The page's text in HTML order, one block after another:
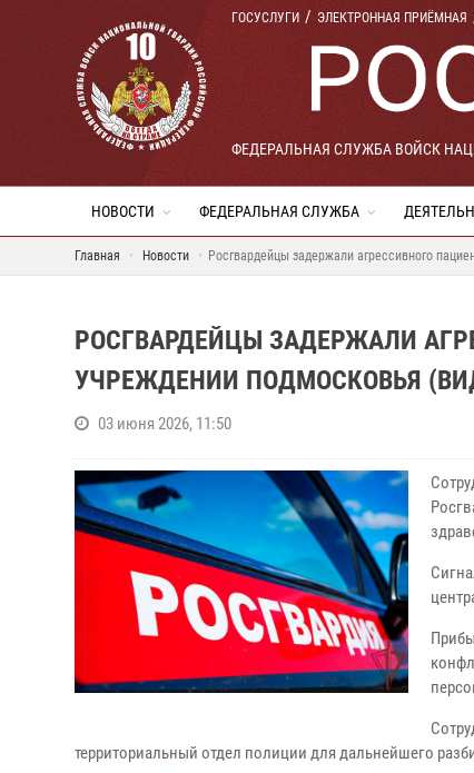
ГОСУСЛУГИ ЭЛЕКТРОННАЯ ПРИЁМНАЯ
ФЕДЕРАЛЬНАЯ СЛУЖБА ВОЙСК
НОВОСТИ ФЕДЕРАЛЬНАЯ СЛУЖБА
Главная Новости Росгвардейцы задержали агрессивного
РОСГВАРДЕЙЦЫ ЗАДЕРЖАЛИ
УЧРЕЖДЕНИИ ПОДМОСКОВЬЯ
03 июня 2026, 11:50
территориальный отдел полиции для дальнейшего